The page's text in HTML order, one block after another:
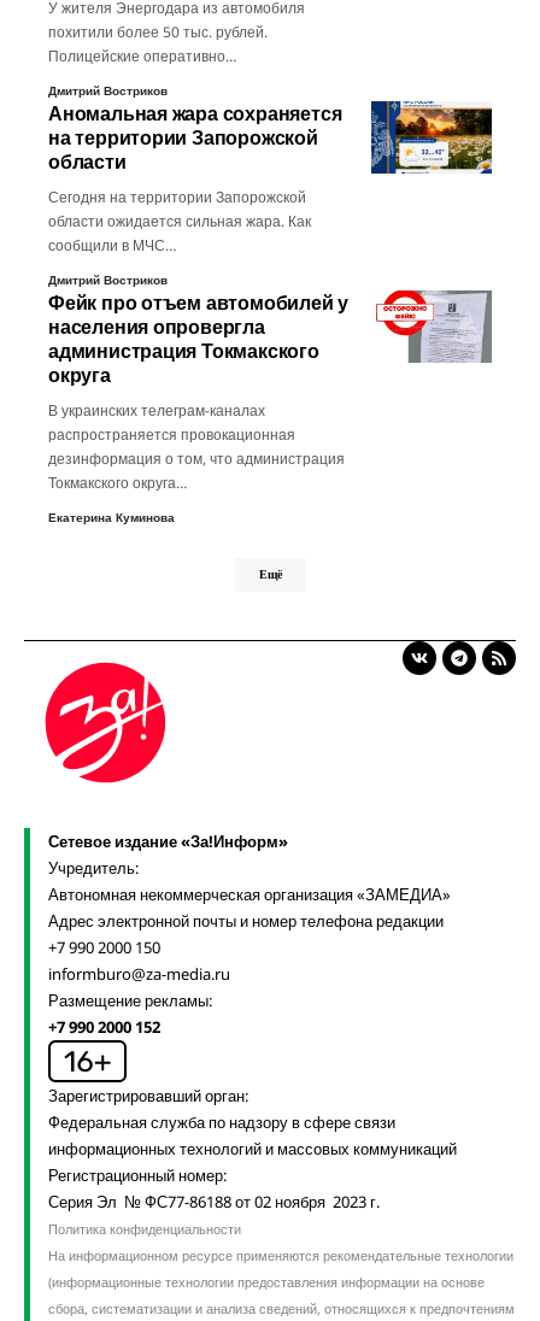
У жителя Энергодара из автомобиля
похитили более 50 тыс. рублей.
Полицейские оперативно…
Дмитрий Востриков
Аномальная жара сохраняется
на территории Запорожской
области
Сегодня на территории Запорожской
области ожидается сильная жара. Как
сообщили в МЧС…
Дмитрий Востриков
Фейк про отъем автомобилей у
населения опровергла
администрация Токмакского
округа
В украинских телеграм-каналах
распространяется провокационная
дезинформация о том, что администрация
Токмакского округа…
Екатерина Куминова
Ещё
Сетевое издание «За!Информ»
Учредитель:
Автономная некоммерческая организация «ЗАМЕДИА»
Адрес электронной почты и номер телефона редакции
+7 990 2000 150
informburo@za-media.ru
Размещение рекламы:
+7 990 2000 152
Зарегистрировавший орган:
Федеральная служба по надзору в сфере связи
информационных технологий и массовых коммуникаций
Регистрационный номер:
Серия Эл № ФС77-86188 от 02 ноября 2023 г.
Политика конфиденциальности
На информационном ресурсе применяются рекомендательные технологии
(информационные технологии предоставления информации на основе
сбора, систематизации и анализа сведений, относящихся к предпочтениям